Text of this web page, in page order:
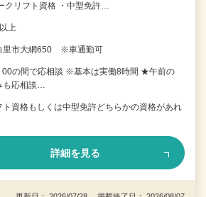
クリフト資格 ・中型免許…
上
里市大網650 ※車通勤可
00の間で応相談 ※基本は実働8時間 ★午前の
も応相談…
ト資格もしくは中型免許どちらかの資格があれ
詳細を見る